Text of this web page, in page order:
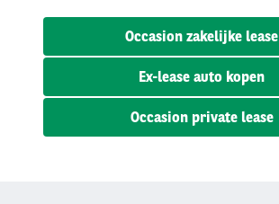
Occasion zakelijke lease
Ex-lease auto kopen
Occasion private lease